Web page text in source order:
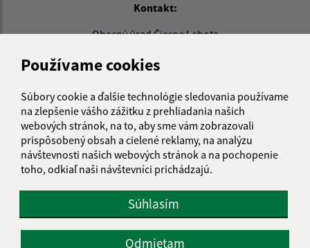
Používame cookies
Súbory cookie a ďalšie technológie sledovania používame
na zlepšenie vášho zážitku z prehliadania našich
webových stránok, na to, aby sme vám zobrazovali
prispôsobený obsah a cielené reklamy, na analýzu
návštevnosti našich webových stránok a na pochopenie
toho, odkiaľ naši návštevníci prichádzajú.
Súhlasím
Odmietam
Kontakt:
Obecný úrad Čierna Lehota
049 36 Slavošovce
obec@obecciernalehota.sk
+421 58 788 37 70
IČO: 00328154